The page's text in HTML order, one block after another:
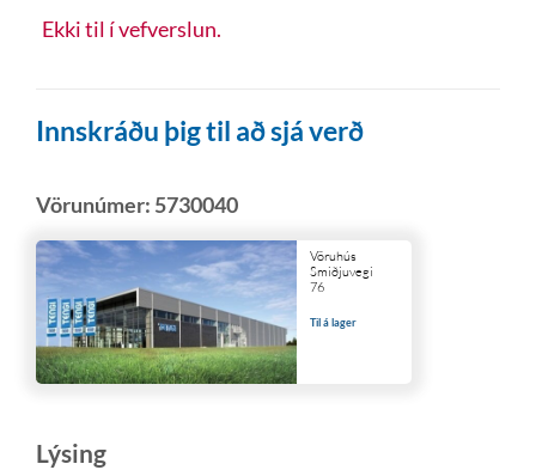
Ekki til í vefverslun.
Innskráðu þig til að sjá verð
Vörunúmer: 5730040
Vöruhús
Smiðjuvegi
76
Til á lager
Lýsing